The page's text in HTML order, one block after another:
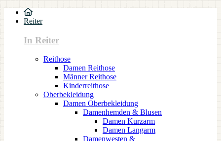
Reiter
In Reiter
Reithose
Damen Reithose
Männer Reithose
Kinderreithose
Oberbekleidung
Damen Oberbekleidung
Damenhemden & Blusen
Damen Kurzarm
Damen Langarm
Damenwesten &